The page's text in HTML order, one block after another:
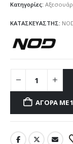
Κατηγορίες:
ΚΑΤΑΣΚΕΥΑΣΤΗΣ:
ΑΓΟΡΆ ΜΕ 1